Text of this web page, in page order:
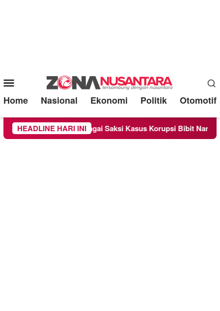
Mobile
Menu
Home Nasional Ekonomi Politik Otomotif
HEADLINE HARI INI
Diperiksa Sebagai Saksi Kasus Korupsi Bibit Nanas Sulsel